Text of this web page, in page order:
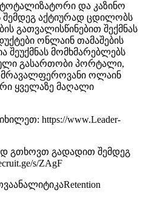
ტოტალიზატორი და კაზინო
შემდეგ აქტიურად ცდილობს
გათვალისწინებით შექმნას
ონლაინ თამაშების
შეუქმნას მომხმარებლებს
გასართობი პორტალი,
მრავალფეროვანი ოლაინ
ყველაზე მაღალი
https://www.Leader-
გთხოვთ გადადით შემდეგ
s/ZAgF
ანალიტიკაRetention